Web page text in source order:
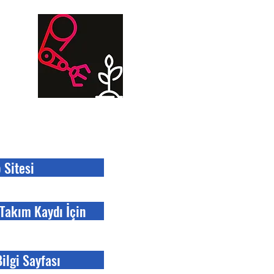
Sitesi
Kaydı İçin
Sayfası